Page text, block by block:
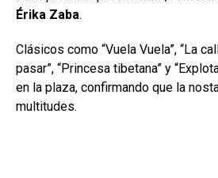
Érika Zaba.
Clásicos como “Vuela Vuela”, “La
pasar”, “Princesa tibetana” y
en la plaza, confirmando que la
multitudes.